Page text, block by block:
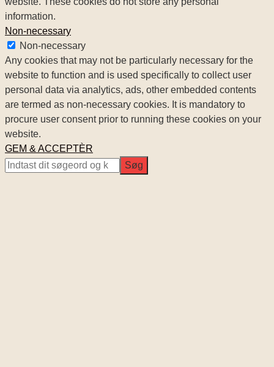
information.
Non-necessary
Non-necessary
Any cookies that may not be particularly necessary for the
website to function and is used specifically to collect user
personal data via analytics, ads, other embedded contents
are termed as non-necessary cookies. It is mandatory to
procure user consent prior to running these cookies on your
website.
GEM & ACCEPTÈR